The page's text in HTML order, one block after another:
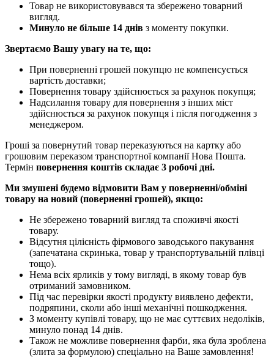
Товар не використовувався та збережено товарний
вигляд.
Минуло не більше 14 днів з моменту покупки.
Звертаємо Вашу увагу на те, що:
При поверненні грошей покупцю не компенсується
вартість доставки;
Повернення товару здійснюється за рахунок покупця;
Надсилання товару для повернення з інших міст
здійснюється за рахунок покупця і після погодження з
менеджером.
Гроші за повернутий товар переказуються на картку або
грошовим переказом транспортної компанії Нова Пошта.
Термін повернення коштів складає 3 робочі дні.
Ми змушені будемо відмовити Вам у поверненні/обміні
товару на новий (поверненні грошей), якщо:
Не збережено товарний вигляд та споживчі якості
товару.
Відсутня цілісність фірмового заводського пакування
(запечатана скринька, товар у транспортувальній плівці
тощо).
Нема всіх ярликів у тому вигляді, в якому товар був
отриманий замовником.
Під час перевірки якості продукту виявлено дефекти,
подряпини, сколи або інші механічні пошкодження.
З моменту купівлі товару, що не має суттєвих недоліків,
минуло понад 14 днів.
Також не можливе повернення фарби, яка була зроблена
(злита за формулою) спеціально на Ваше замовлення!